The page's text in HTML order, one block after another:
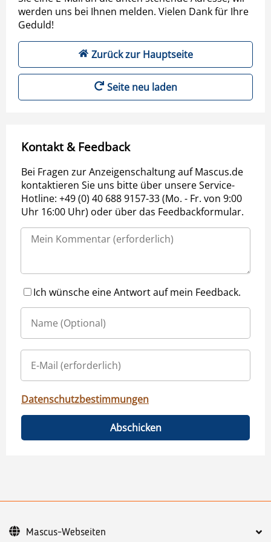
werden uns bei Ihnen melden. Vielen Dank für Ihre
Geduld!
Zurück zur Hauptseite
Seite neu laden
Kontakt & Feedback
Bei Fragen zur Anzeigenschaltung auf Mascus.de
kontaktieren Sie uns bitte über unsere Service-
Hotline: +49 (0) 40 688 9157-33 (Mo. - Fr. von 9:00
Uhr 16:00 Uhr) oder über das Feedbackformular.
Ich wünsche eine Antwort auf mein Feedback.
Datenschutzbestimmungen
Abschicken
Mascus-Webseiten